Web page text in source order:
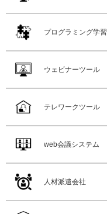
プログラミング学習
ウェビナーツール
テレワークツール
web会議システム
人材派遣会社